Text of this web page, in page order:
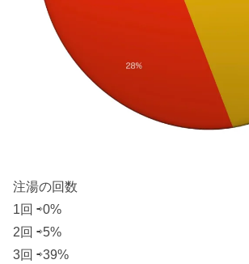
注湯の回数
1回 ⇨0%
2回 ⇨5%
3回 ⇨39%